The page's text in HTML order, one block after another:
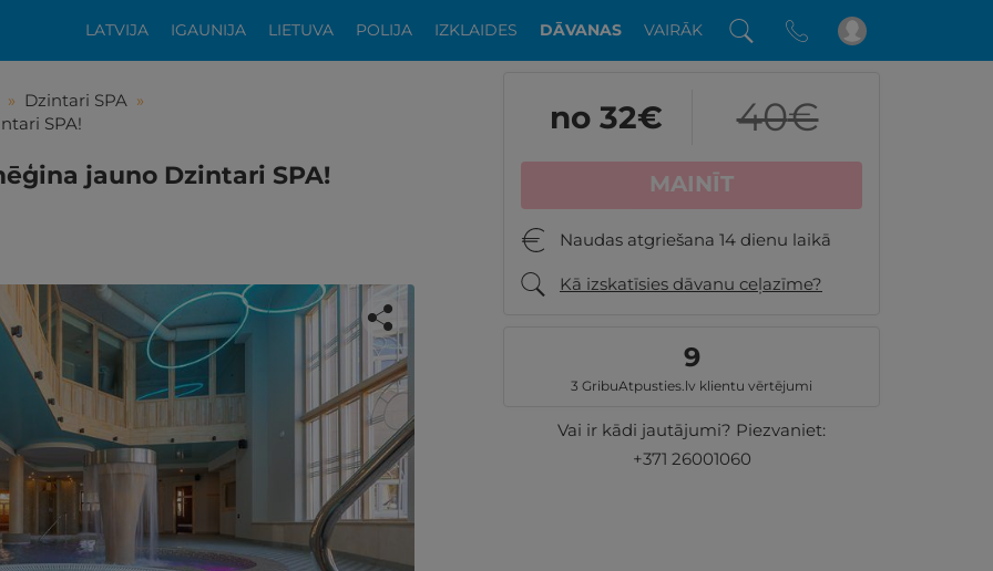
LATVIJA IGAUNIJA LIETUVA POLIJA IZKLAIDES DĀVANAS VAIRĀK
» Dzintari SPA »
SPA!
jauno Dzintari SPA!
šis piedāvājums?
atpūtai atlikuši tikai daži soļi
no 32€ 40€
MAINĪT
Naudas atgriešana 14 dienu laikā
Kā izskatīsies dāvanu ceļazīme?
9
3 GribuAtpusties.lv klientu vērtējumi
Vai ir kādi jautājumi? Piezvaniet:
+371 26001060